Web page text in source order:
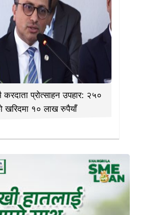
करदाता प्रोत्साहन उपहार: २५०
खरिदमा १० लाख रुपैयाँ